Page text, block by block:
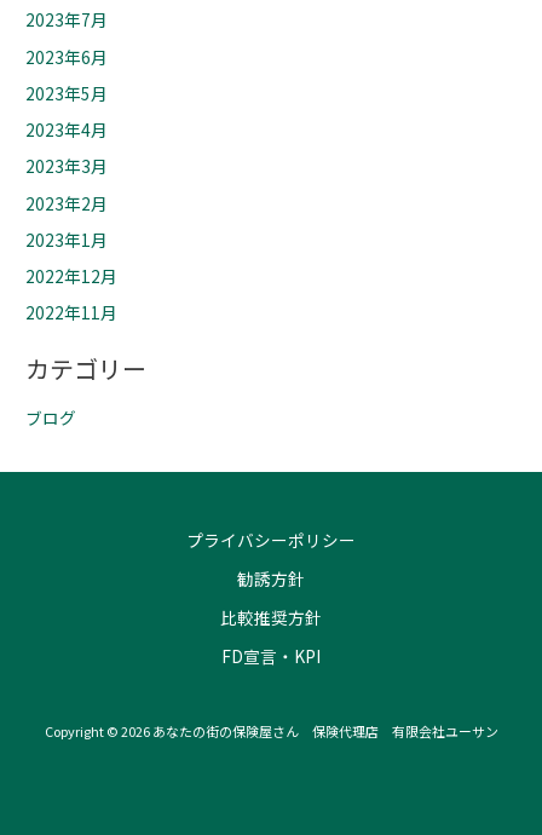
2023年7月
2023年6月
2023年5月
2023年4月
2023年3月
2023年2月
2023年1月
2022年12月
2022年11月
カテゴリー
ブログ
プライバシーポリシー
勧誘方針
比較推奨方針
FD宣言・KPI
Copyright © 2026 あなたの街の保険屋さん 保険代理店 有限会社ユーサン